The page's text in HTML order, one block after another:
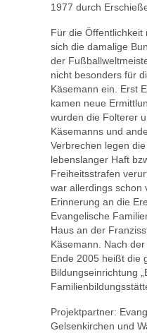
1977 durch
Für die Öffentlichkeit
sich die damalige
der
nicht besonders für
Käsemann ein. Erst
kamen neue
wurden die Folterer
Käsemanns und
Verbrechen legen
lebenslanger Haft
Freiheitsstrafen
war allerdings schon
Erinnerung an die
Evangelische
Haus an der
Käsemann. Nach
Ende 2005 heißt die
Bildungseinrichtung
Projektpartner:
Gelsenkirchen und